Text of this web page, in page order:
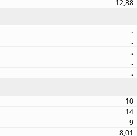
12,88
..
..
..
..
..
10
14
9
8,01